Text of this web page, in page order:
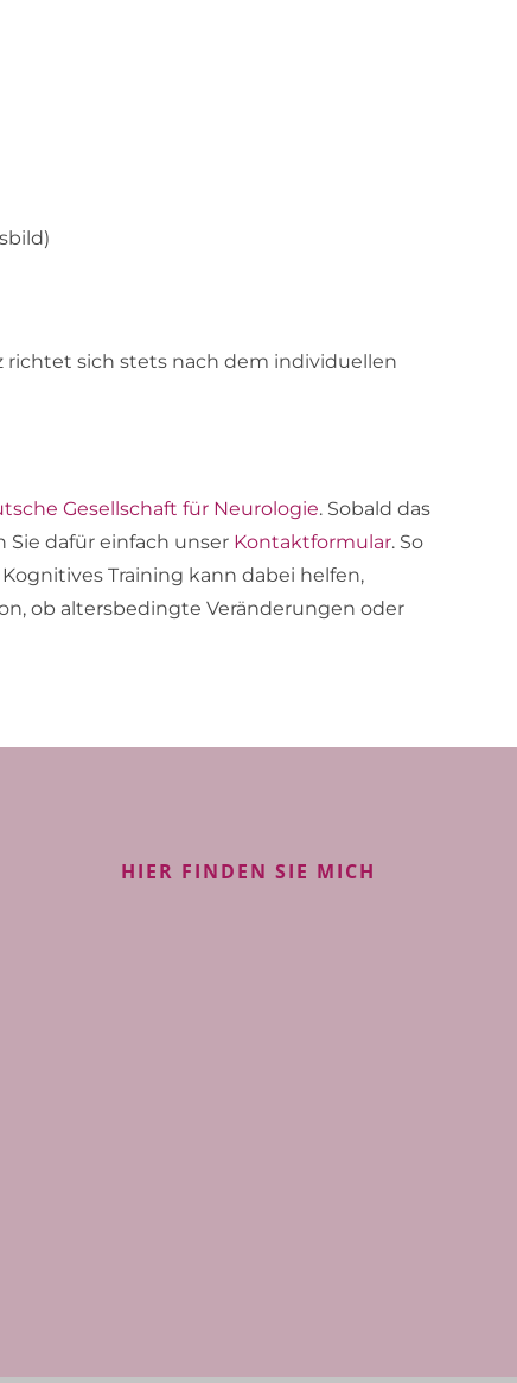
richtet sich stets nach dem individuellen
Gesellschaft für Neurologie. Sobald das
Sie dafür einfach unser Kontaktformular. So
Training kann dabei helfen,
ob altersbedingte Veränderungen oder
HIER FINDEN SIE MICH